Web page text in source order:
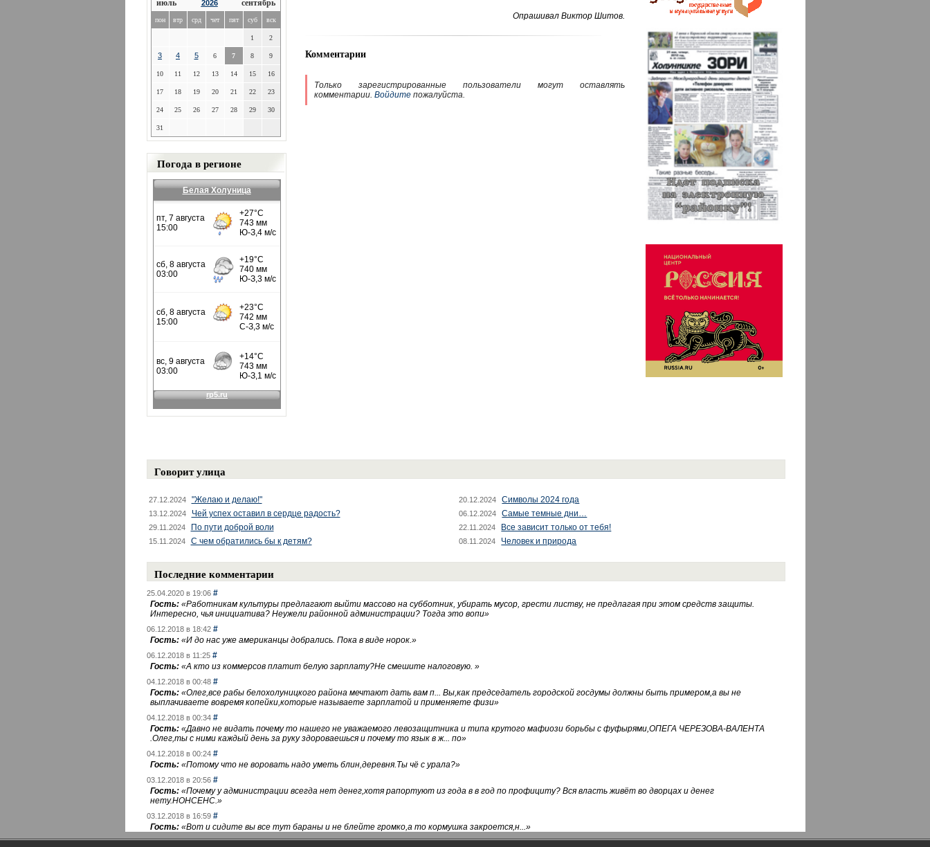
2026
пон втр срд чет пят суб вск
1 2
3 4 5 6 7 8 9
10 11 12 13 14 15 16
17 18 19 20 21 22 23
24 25 26 27 28 29 30
31
Погода в регионе
Белая Холуница
Опрашивал Виктор Шитов.
Комментарии
Только зарегистрированные пользователи могут оставлять
комментарии. Войдитепожалуйста.
Говорит улица
27.12.2024 "Желаю и делаю!" 20.12.2024 Символы 2024 года
13.12.2024 Чей успех оставил в сердце радость? 06.12.2024 Самые темные дни…
29.11.2024 По пути доброй воли 22.11.2024 Все зависит только от тебя!
15.11.2024 С чем обратились бы к детям? 08.11.2024 Человек и природа
Последние комментарии
25.04.2020 в 19:06 #
Гость: «Работникам культуры предлагают выйти массово на субботник, убирать мусор, грести листву, не предлагая при этом средств защиты.
Интересно, чья инициатива? Неужели районной администрации? Тогда это вопи»
06.12.2018 в 18:42 #
Гость: «И до нас уже американцы добрались. Пока в виде норок.»
06.12.2018 в 11:25 #
Гость: «А кто из коммерсов платит белую зарплату?Не смешите налоговую. »
04.12.2018 в 00:48 #
Гость: «Олег,все рабы белохолуницкого района мечтают дать вам п... Вы,как председатель городской госдумы должны быть примером,а вы не
выплачиваете вовремя копейки,которые называете зарплатой и применяете физи»
04.12.2018 в 00:34 #
Гость: «Давно не видать почему то нашего не уважаемого левозащитника и типа крутого мафиози борьбы с фуфырями,ОПЕГА ЧЕРЕЗОВА-ВАЛЕНТА
.Олег,ты с ними каждый день за руку здороваешься и почему то язык в ж... по»
04.12.2018 в 00:24 #
Гость: «Потому что не воровать надо уметь блин,деревня.Ты чё с урала?»
03.12.2018 в 20:56 #
Гость: «Почему у администрации всегда нет денег,хотя рапортуют из года в в год по профициту? Вся власть живёт во дворцах и денег
нету.НОНСЕНС.»
03.12.2018 в 16:59 #
Гость: «Вот и сидите вы все тут бараны и не блейте громко,а то кормушка закроется,н...»